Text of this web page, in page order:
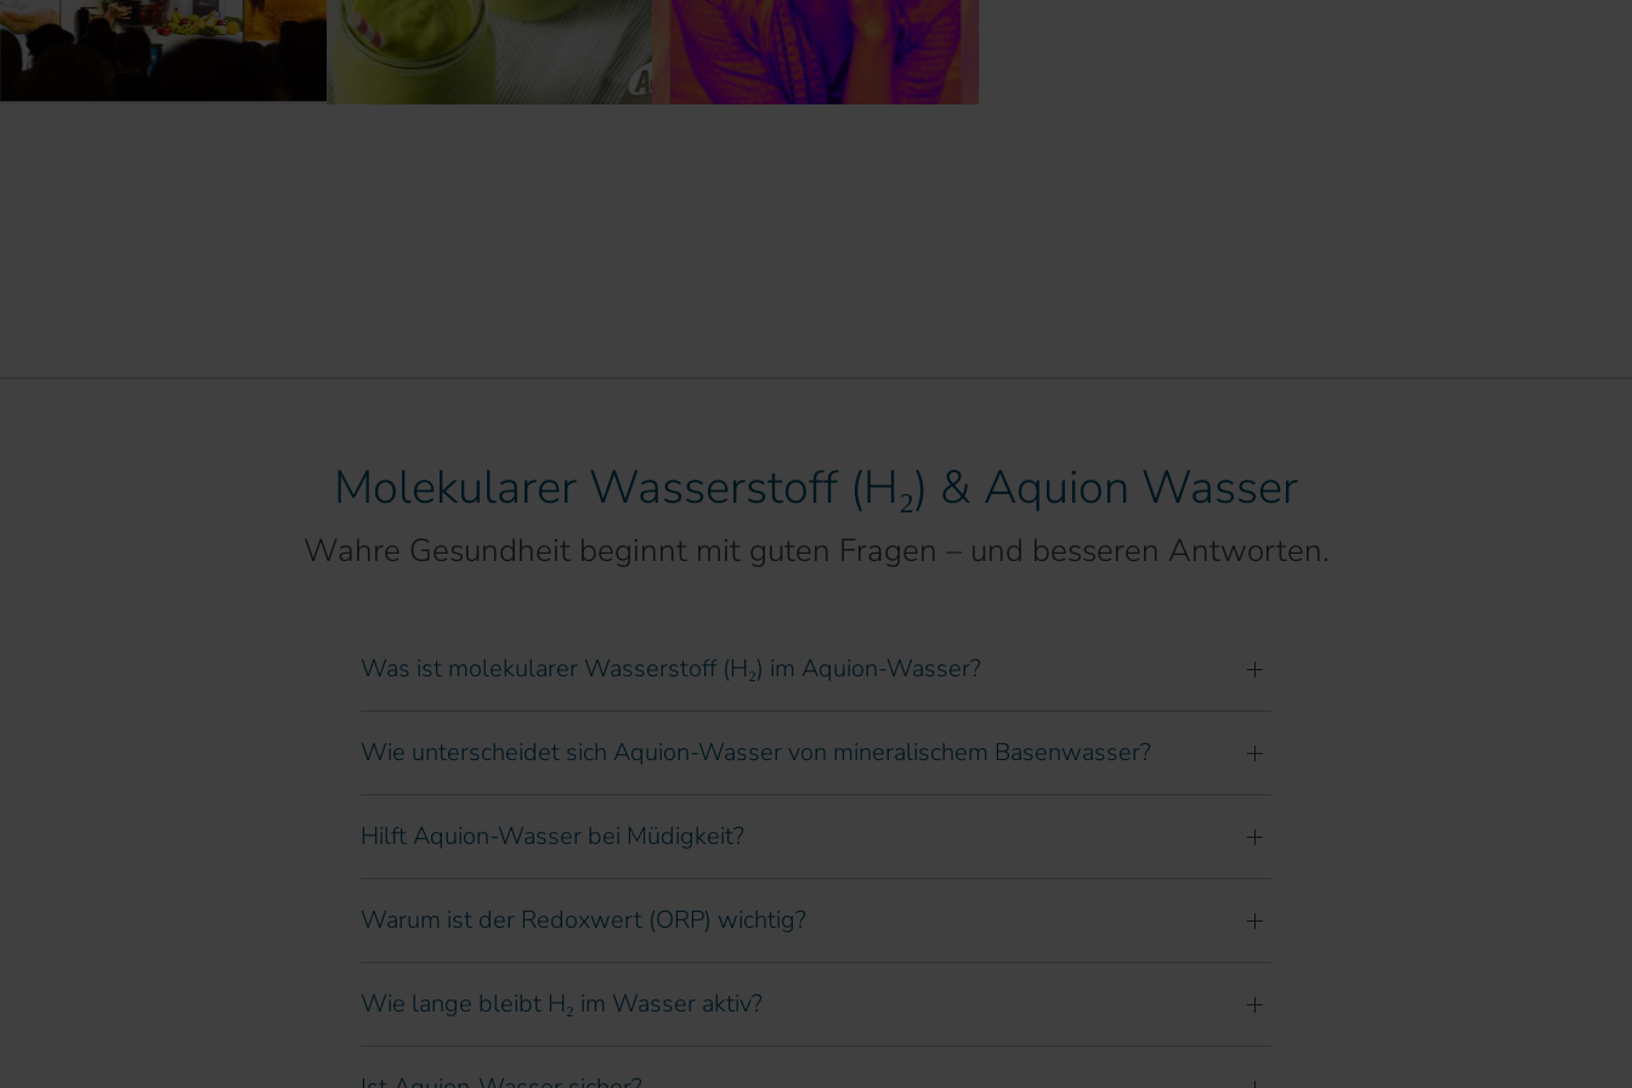
Molekularer Wasserstoff (H₂) & Aquion Wasser
Wahre Gesundheit beginnt mit guten Fragen – und besseren Antworten.
Was ist molekularer Wasserstoff (H₂) im Aquion-Wasser?
Wie unterscheidet sich Aquion-Wasser von mineralischem Basenwasser?
Hilft Aquion-Wasser bei Müdigkeit?
Warum ist der Redoxwert (ORP) wichtig?
Wie lange bleibt H₂ im Wasser aktiv?